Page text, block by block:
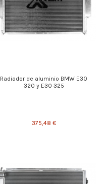
Radiador de aluminio BMW E30
320 y E30 325
375,48 €